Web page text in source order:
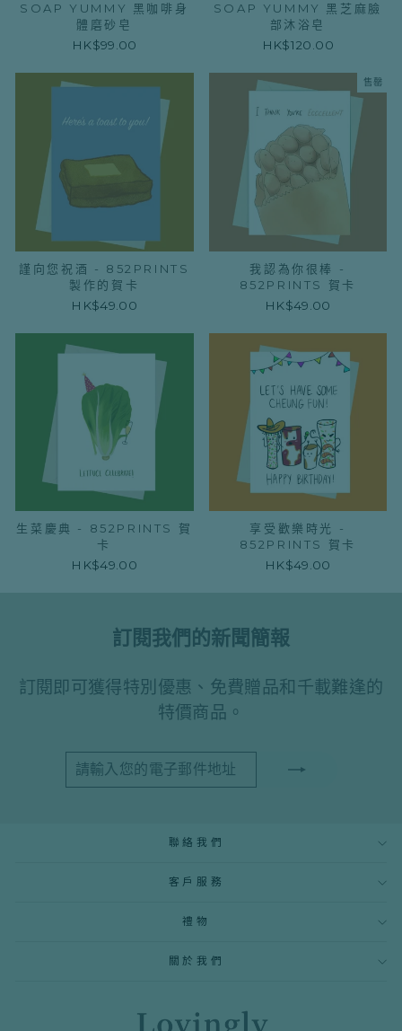
SOAP YUMMY 黑咖啡身
體磨砂皂
HK$99.00
SOAP YUMMY 黑芝麻臉
部沐浴皂
HK$120.00
謹向您祝酒 - 852PRINTS
製作的賀卡
HK$49.00
售罄
我認為你很棒 -
852PRINTS 賀卡
HK$49.00
生菜慶典 - 852PRINTS 賀
卡
HK$49.00
享受歡樂時光 -
852PRINTS 賀卡
HK$49.00
訂閱我們的新聞簡報
訂閱即可獲得特別優惠、免費贈品和千載難逢的
特價商品。
輸
入
電
子
件
閱
聯絡我們
客戶服務
禮物
關於我們